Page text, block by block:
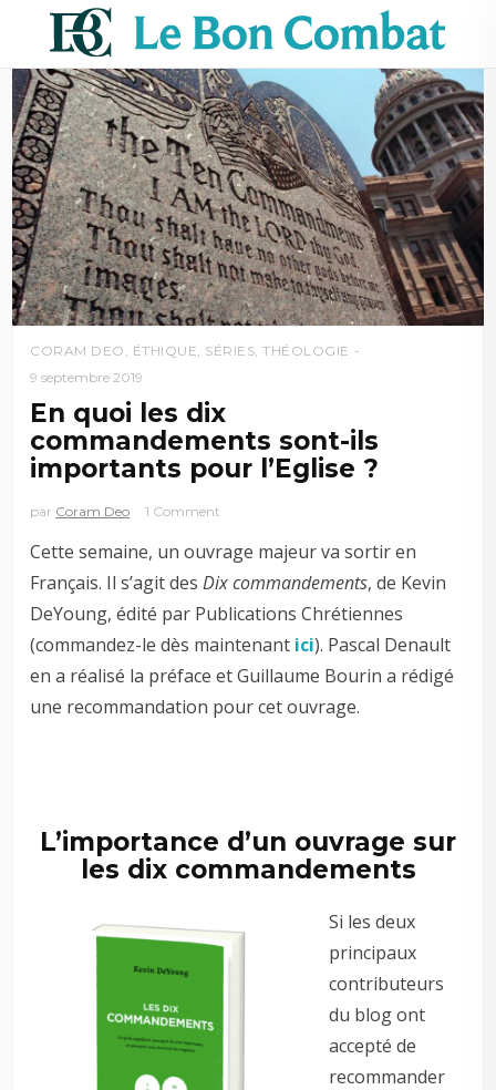
CORAM DEO ÉTHIQUE SÉRIES ,THÉOLOGIE
9 septembre 2019
En quoi les dix
commandements sont-ils
importants pour l’Eglise ?
par Coram Deo 1 Comment
Cette semaine, un ouvrage majeur va sortir en
Français. Il s’agit desDix commandements, de Kevin
DeYoung, édité par Publications Chrétiennes
(commandez-le dès maintenant ici). Pascal Denault
en a réalisé la préface et Guillaume Bourin a rédigé
une recommandation pour cet ouvrage.
L’importance d’un ouvrage sur
les dix commandements
Si les deux
principaux
contributeurs
du blog ont
accepté de
recommander